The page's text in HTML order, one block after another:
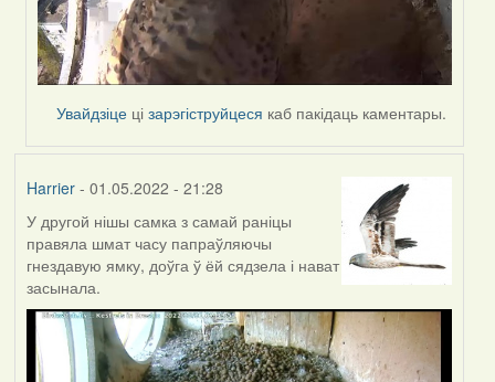
Увайдзіце цізарэгіструйцеся каб пакідаць каментары.
Harrier- 01.05.2022 - 21:28
У другой нішы самка з самай раніцы
правяла шмат часу папраўляючы
гнездавую ямку, доўга ў ёй сядзела і нават
засынала.